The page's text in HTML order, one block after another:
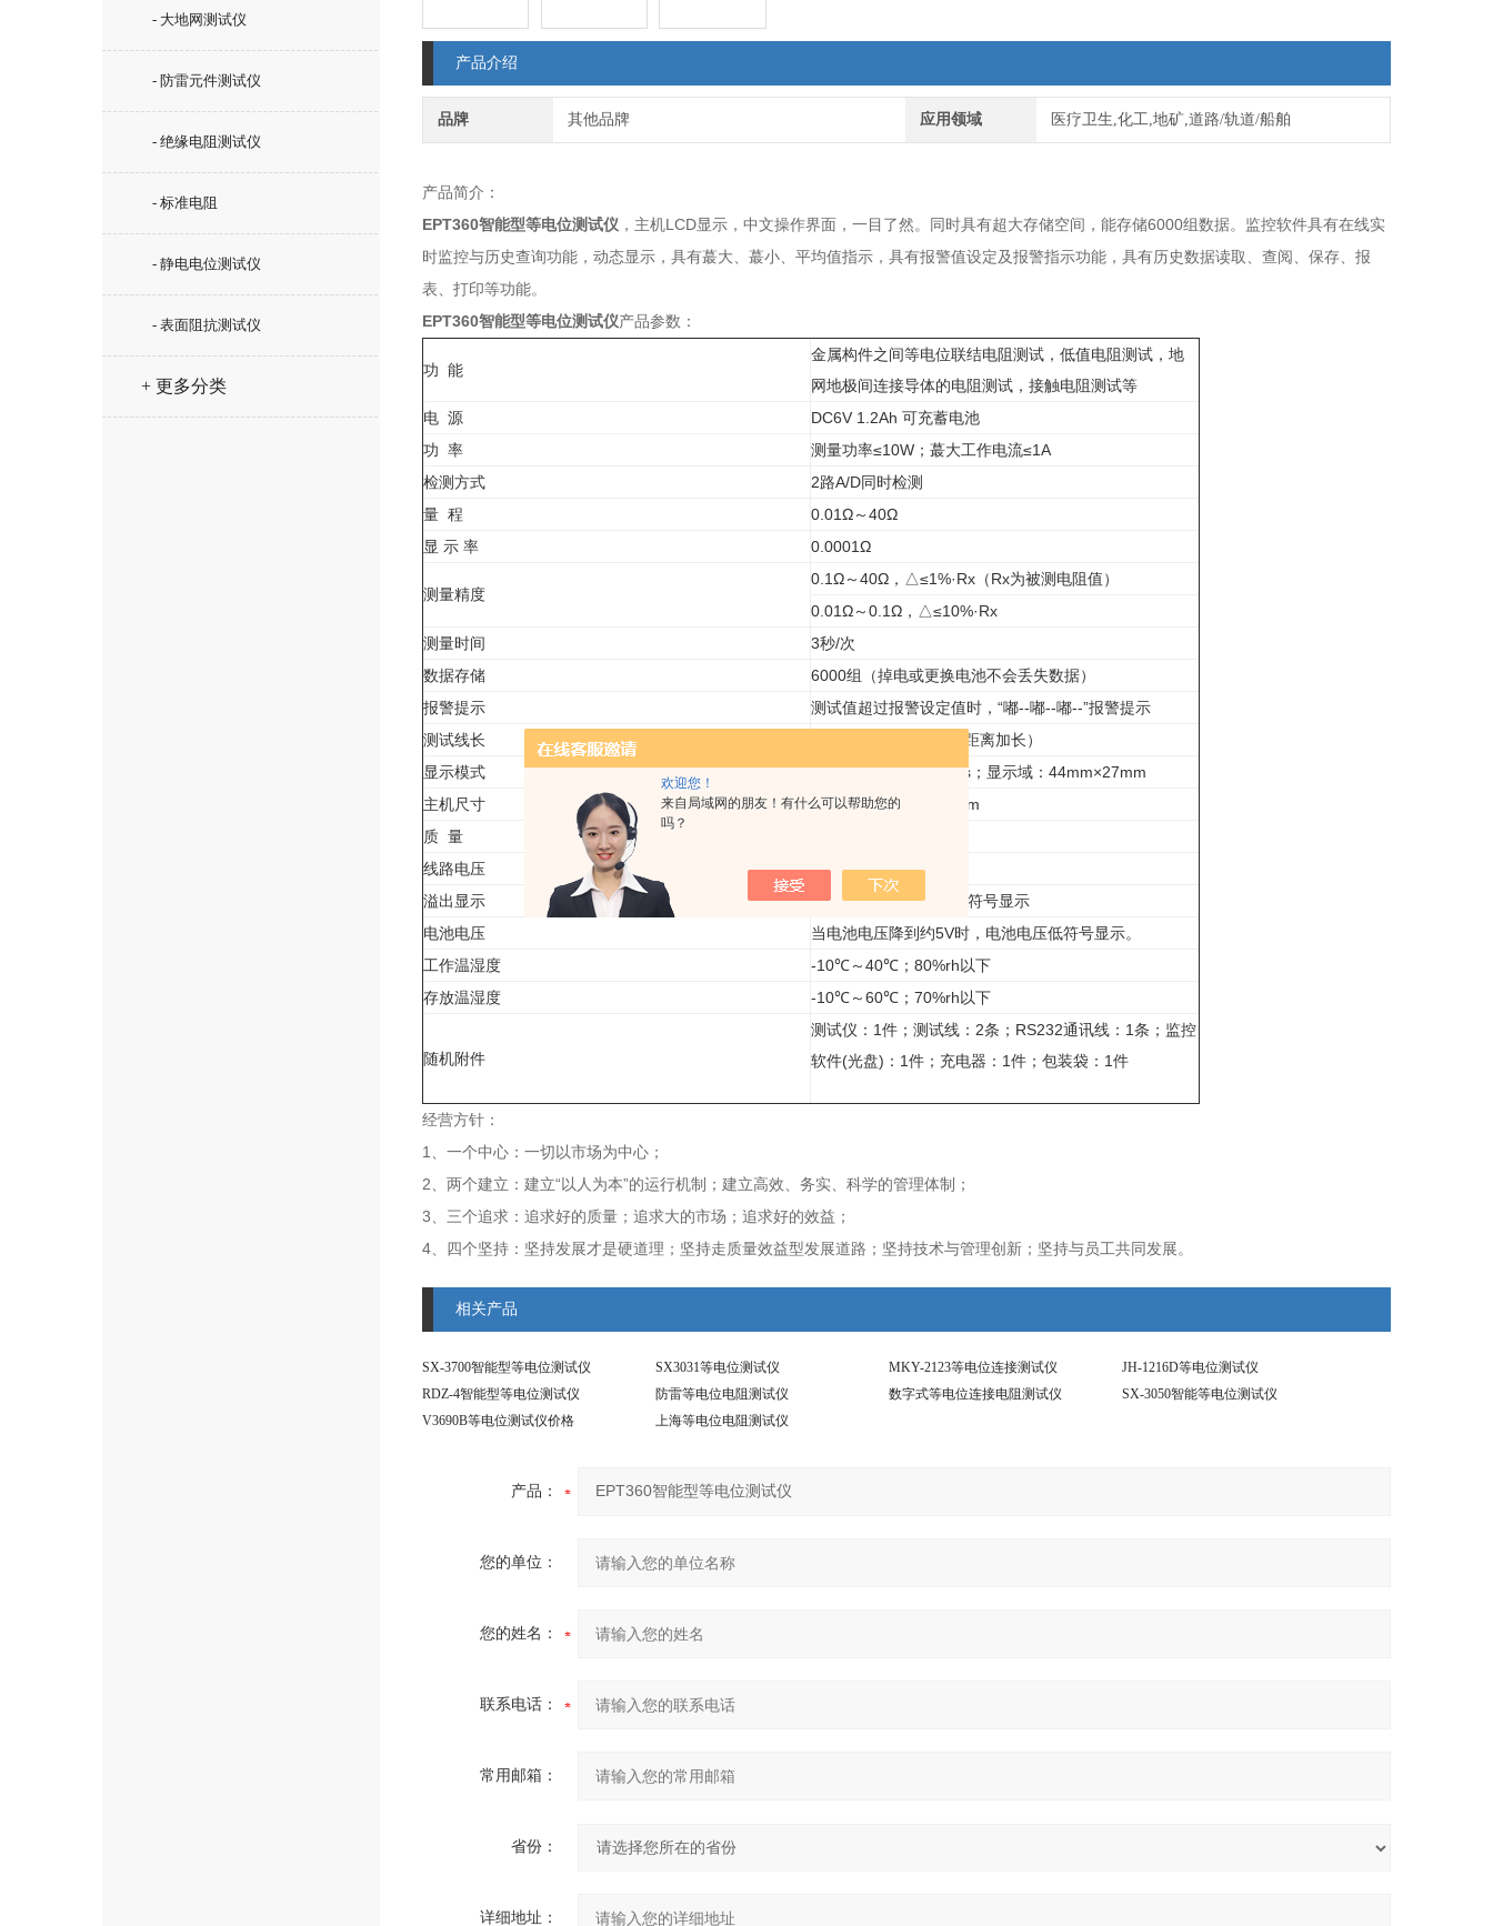
欢迎您！
来自局域网的朋友！有什么可以帮助您的
吗？
- 大地网测试仪
- 防雷元件测试仪
- 绝缘电阻测试仪
- 标准电阻
- 静电电位测试仪
- 表面阻抗测试仪
+ 更多分类
产品介绍
品牌 其他品牌 应用领域 医疗卫生,化工,地矿,道路/轨道/船舶
产品简介：
EPT360智能型等电位测试仪 ，主机LCD显示，中文操作界面，一目了然。同时具有超大存储空间，能存储6000组数据。监控软件具有在线实
时监控与历史查询功能，动态显示，具有蕞大、蕞小、平均值指示，具有报警值设定及报警指示功能，具有历史数据读取、查阅、保存、报
表、打印等功能。
EPT360智能型等电位测试仪产品参数：
功 能
金属构件之间等电位联结电阻测试，低值电阻测试，地
网地极间连接导体的电阻测试，接触电阻测试等
电 源
DC6V 1.2Ah 可充蓄电池
功 率
测量功率≤10W；蕞大工作电流≤1A
检测方式
2路A/D同时检测
量 程
0.01Ω～40Ω
显 示 率
0.0001Ω
测量精度
0.1Ω～40Ω，△≤1%·Rx（Rx为被测电阻值）
0.01Ω～0.1Ω，△≤10%·Rx
测量时间
3秒/次
数据存储
6000组（掉电或更换电池不会丢失数据）
报警提示
测试值超过报警设定值时，“嘟--嘟--嘟--”报警提示
测试线长
5米/条（可以根据现场距离加长）
显示模式
LCD：128dots×64dots；显示域：44mm×27mm
主机尺寸
205mm×200mm×85mm
质 量
线路电压
尽量避免
溢出显示
超量程溢出功能：“OL”符号显示
电池电压
当电池电压降到约5V时，电池电压低符号显示。
工作温湿度
-10℃～40℃；80%rh以下
存放温湿度
-10℃～60℃；70%rh以下
随机附件
测试仪：1件；测试线：2条；RS232通讯线：1条；监控
软件(光盘)：1件；充电器：1件；包装袋：1件
经营方针：
1、一个中心：一切以市场为中心；
2、两个建立：建立“以人为本”的运行机制；建立高效、务实、科学的管理体制；
3、三个追求：追求好的质量；追求大的市场；追求好的效益；
4、四个坚持：坚持发展才是硬道理；坚持走质量效益型发展道路；坚持技术与管理创新；坚持与员工共同发展。
相关产品
SX-3700智能型等电位测试仪 SX3031等电位测试仪 MKY-2123等电位连接测试仪
JH-1216D等电位测试仪
RDZ-4智能型等电位测试仪
防雷等电位电阻测试仪 数字式等电位连接电阻测试仪
SX-3050智能等电位测试仪
V3690B等电位测试仪价格
上海等电位电阻测试仪
产品：
您的单位：
您的姓名：
联系电话：
常用邮箱：
省份：
详细地址：